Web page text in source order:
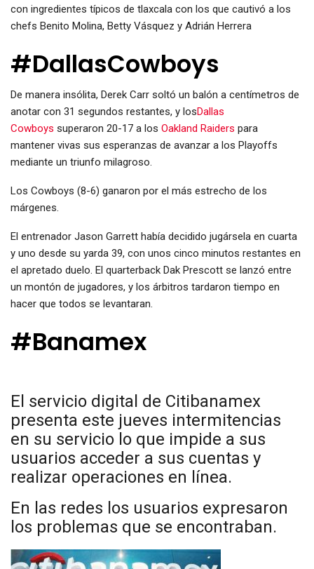
con ingredientes típicos de tlaxcala con los que cautivó a los
chefs Benito Molina, Betty Vásquez y Adrián Herrera
#DallasCowboys
De manera insólita, Derek Carr soltó un balón a centímetros de
anotar con 31 segundos restantes, y losDallas
Cowboys superaron 20-17 a los Oakland Raiders para
mantener vivas sus esperanzas de avanzar a los Playoffs
mediante un triunfo milagroso.
Los Cowboys (8-6) ganaron por el más estrecho de los
márgenes.
El entrenador Jason Garrett había decidido jugársela en cuarta
y uno desde su yarda 39, con unos cinco minutos restantes en
el apretado duelo. El quarterback Dak Prescott se lanzó entre
un montón de jugadores, y los árbitros tardaron tiempo en
hacer que todos se levantaran.
#Banamex
El servicio digital de Citibanamex
presenta este jueves intermitencias
en su servicio lo que impide a sus
usuarios acceder a sus cuentas y
realizar operaciones en línea.
En las redes los usuarios expresaron
los problemas que se encontraban.